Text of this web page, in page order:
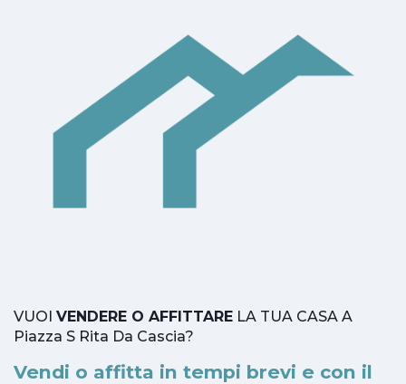
VUOI VENDERE O AFFITTARE LA TUA CASA A
Piazza S Rita Da Cascia?
Vendi o affitta in tempi brevi e con il